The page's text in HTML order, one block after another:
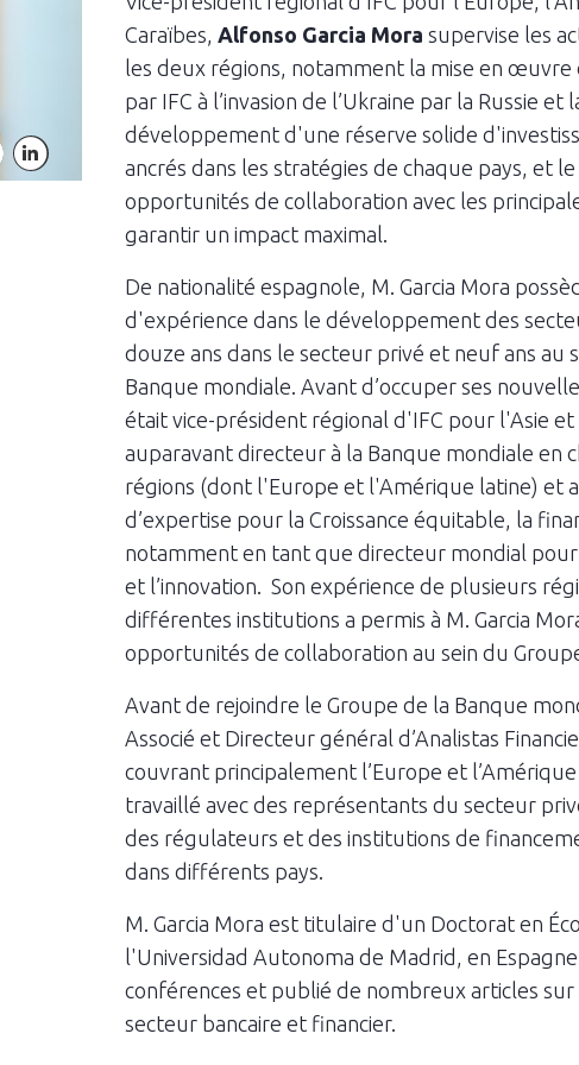
twitterlinkedln
Caraïbes, Alfonso Garcia Mora supervise les
les deux régions, notamment la mise en
par IFC à l’invasion de l’Ukraine par la Russie
développement d'une réserve solide
ancrés dans les stratégies de chaque pays, et
opportunités de collaboration avec les
garantir un impact maximal.
De nationalité espagnole, M. Garcia Mora
d'expérience dans le développement des
douze ans dans le secteur privé et neuf ans au
Banque mondiale. Avant d’occuper ses
était vice-président régional d'IFC pour l'Asie
auparavant directeur à la Banque mondiale en
régions (dont l'Europe et l'Amérique latine) et
d’expertise pour la Croissance équitable, la
notamment en tant que directeur mondial
et l’innovation. Son expérience de plusieurs
différentes institutions a permis à M. Garcia
opportunités de collaboration au sein du
Avant de rejoindre le Groupe de la Banque
Associé et Directeur général d’Analistas
couvrant principalement l’Europe et
travaillé avec des représentants du secteur
des régulateurs et des institutions de
dans différents pays.
M. Garcia Mora est titulaire d'un Doctorat en
l'Universidad Autonoma de Madrid, en
conférences et publié de nombreux articles sur
secteur bancaire et financier.